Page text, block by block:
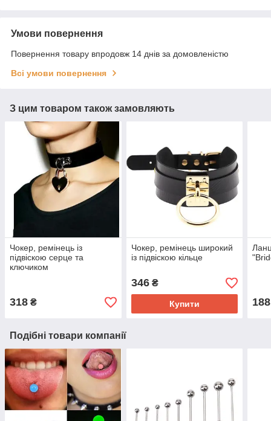
Умови повернення
Повернення товару впродовж 14 днів за домовленістю
Всі умови повернення
З цим товаром також замовляють
Чокер, ремінець із
підвіскою серце та
ключиком
318 ₴
Чокер, ремінець широкий
із підвіскою кільце
346₴
Купити 188
Подібні товари компанії